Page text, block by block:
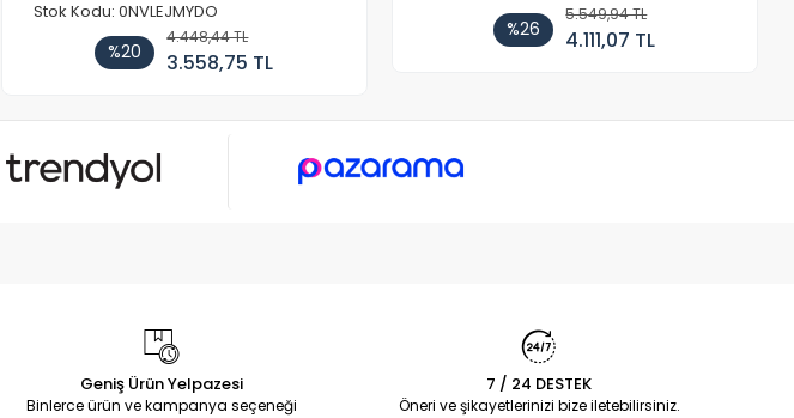
Stok Kodu: 0NVLEJMYDO
%20
4.448,44 TL
3.558,75 TL
%26
5.549,94 TL
4.111,07 TL
Geniş Ürün Yelpazesi
Binlerce ürün ve kampanya seçeneği
7 / 24 DESTEK
Öneri ve şikayetlerinizi bize iletebilirsiniz.